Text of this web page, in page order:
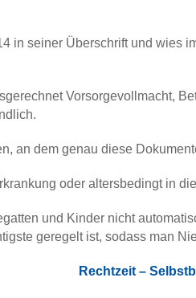
in seiner Überschrift und
Vorsorgevollmacht,
an dem genau diese
oder altersbedingt in
und Kinder nicht
geregelt ist, sodass man
Rechtzeit –